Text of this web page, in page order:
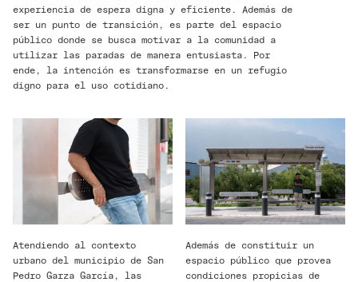
experiencia de espera digna y eficiente. Además de
ser un punto de transición, es parte del espacio
público donde se busca motivar a la comunidad a
utilizar las paradas de manera entusiasta. Por
ende, la intención es transformarse en un refugio
digno para el uso cotidiano.
Atendiendo al contexto
urbano del municipio de San
Pedro Garza García, las
Además de constituir un
espacio público que provea
condiciones propicias de